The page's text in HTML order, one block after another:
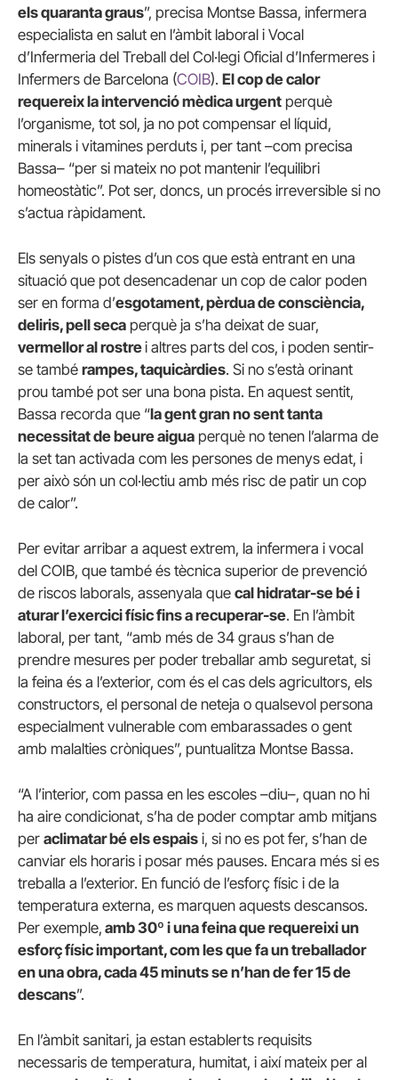
els quaranta graus”, precisa Montse Bassa, infermera
especialista en salut en l’àmbit laboral i Vocal
d’Infermeria del Treball del Col·legi Oficial d’Infermeres i
Infermers de Barcelona (COIB). El cop de calor
requereix la intervenció mèdica urgent perquè
l’organisme, tot sol, ja no pot compensar el líquid,
minerals i vitamines perduts i, per tant –com precisa
Bassa– “per si mateix no pot mantenir l’equilibri
homeostàtic”. Pot ser, doncs, un procés irreversible si no
s’actua ràpidament.
Els senyals o pistes d’un cos que està entrant en una
situació que pot desencadenar un cop de calor poden
ser en forma d’esgotament, pèrdua de consciència,
deliris, pell seca perquè ja s’ha deixat de suar,
vermellor al rostrei altres parts del cos, i poden sentir-
se també rampes, taquicàrdies. Si no s’està orinant
prou també pot ser una bona pista. En aquest sentit,
Bassa recorda que “la gent gran no sent tanta
necessitat de beure aigua perquè no tenen l’alarma de
la set tan activada com les persones de menys edat, i
per això són un col·lectiu amb més risc de patir un cop
de calor”.
Per evitar arribar a aquest extrem, la infermera i vocal
del COIB, que també és tècnica superior de prevenció
de riscos laborals, assenyala que cal hidratar-se bé i
aturar l’exercici físic fins a recuperar-se. En l’àmbit
laboral, per tant, “amb més de 34 graus s’han de
prendre mesures per poder treballar amb seguretat, si
la feina és a l’exterior, com és el cas dels agricultors, els
constructors, el personal de neteja o qualsevol persona
especialment vulnerable com embarassades o gent
amb malalties cròniques”, puntualitza Montse Bassa.
“A l’interior, com passa en les escoles –diu–, quan no hi
ha aire condicionat, s’ha de poder comptar amb mitjans
per aclimatar bé els espais i, si no es pot fer, s’han de
canviar els horaris i posar més pauses. Encara més si es
treballa a l’exterior. En funció de l’esforç físic i de la
temperatura externa, es marquen aquests descansos.
Per exemple, amb 30º i una feina que requereixi un
esforç físic important, com les que fa un treballador
en una obra, cada 45 minuts se n’han de fer 15 de
descans”.
En l’àmbit sanitari, ja estan establerts requisits
necessaris de temperatura, humitat, i així mateix per al